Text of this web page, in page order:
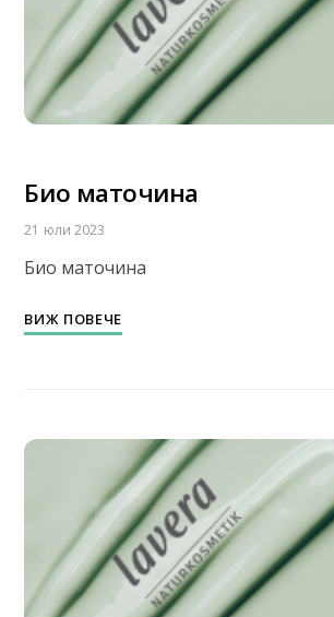
Био маточина
21 юли 2023
Био маточина
ВИЖ ПОВЕЧЕ